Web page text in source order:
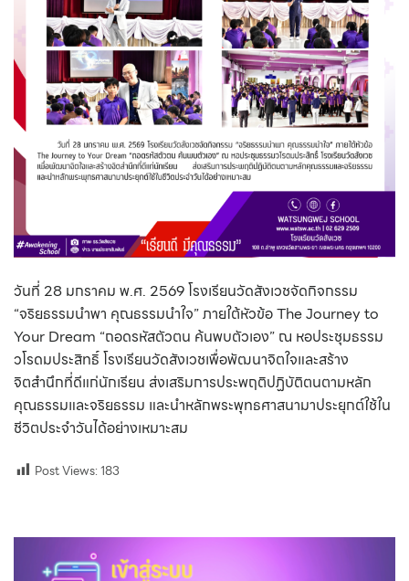
วันที่ 28 มกราคม พ.ศ. 2569 โรงเรียนวัดสังเวชจัดกิจกรรม
“จริยธรรมนำพา คุณธรรมนำใจ” ภายใต้หัวข้อThe Journey to
Your Dream “ถอดรหัสตัวตน ค้นพบตัวเอง” ณ หอประชุมธรรม
วโรดมประสิทธิ์ โรงเรียนวัดสังเวชเพื่อพัฒนาจิตใจและสร้าง
จิตสำนึกที่ดีแก่นักเรียน ส่งเสริมการประพฤติปฏิบัติตนตามหลัก
คุณธรรมและจริยธรรม และนำหลักพระพุทธศาสนามาประยุกต์ใช้ใน
ชีวิตประจำวันได้อย่างเหมาะสม
Post Views:183